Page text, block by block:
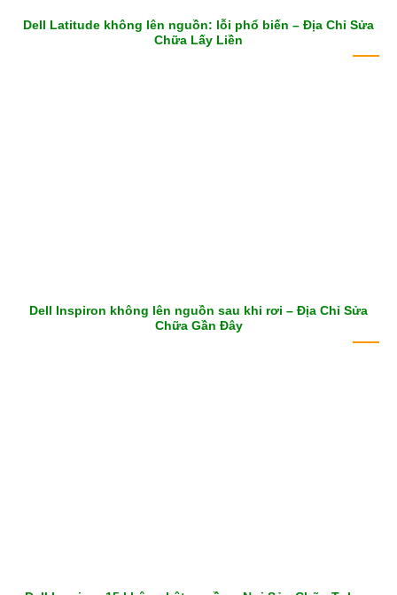
Dell Latitude không lên nguồn: lỗi phổ biến – Địa Chỉ Sửa
Chữa Lấy Liền
Dell Inspiron không lên nguồn sau khi rơi – Địa Chỉ Sửa
Chữa Gần Đây